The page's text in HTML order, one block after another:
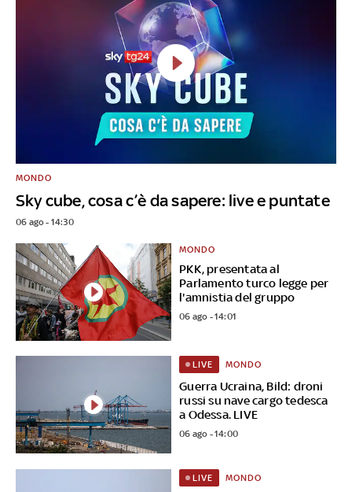
Sky cube, cosa c’è da sapere: live e puntate
MONDO
06 ago - 14:30
PKK, presentata al
Parlamento turco legge per
l'amnistia del gruppo
MONDO
06 ago - 14:01
Guerra Ucraina, Bild: droni
russi su nave cargo tedesca
a Odessa. LIVE
LIVE MONDO
06 ago - 14:00
LIVE MONDO